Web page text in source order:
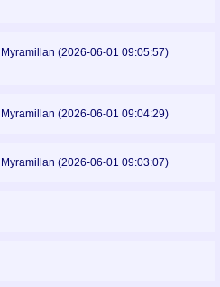
Myramillan (2026-06-01 09:05:57)
Myramillan (2026-06-01 09:04:29)
Myramillan (2026-06-01 09:03:07)